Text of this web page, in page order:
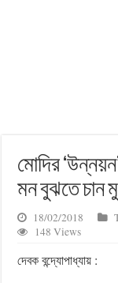
মোদির
মন বুঝতে চান
18/02/2018
148 Views
দেবক বন্দ্যোপাধ্যায় :